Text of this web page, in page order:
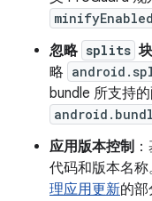
minifyEnabled
忽略 splits 块
略
bundle 所支持
应用版本控制
代码和版本名
理应用更新的部